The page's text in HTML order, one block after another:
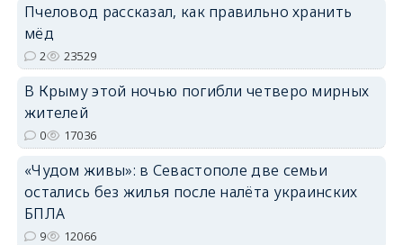
erid: 2SDnjdvhGXG
Пчеловод рассказал, как правильно хранить
мёд
2 23529
В Крыму этой ночью погибли четверо мирных
жителей
0 17036
«Чудом живы»: в Севастополе две семьи
остались без жилья после налёта украинских
БПЛА
9 12066